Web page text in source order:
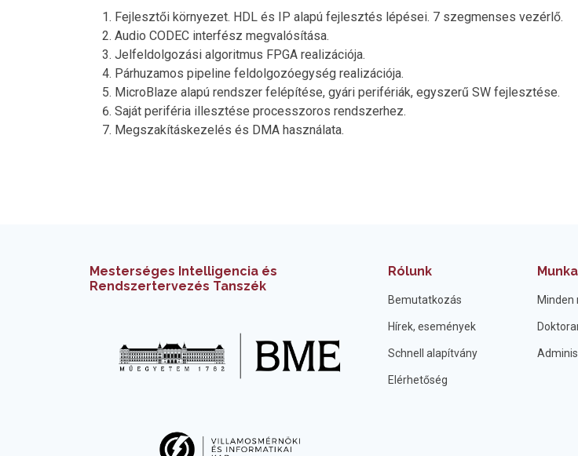
Fejlesztői környezet. HDL és IP alapú fejlesztés lépései. 7 szegmenses vezérlő.
Audio CODEC interfész megvalósítása.
Jelfeldolgozási algoritmus FPGA realizációja.
Párhuzamos pipeline feldolgozóegység realizációja.
MicroBlaze alapú rendszer felépítése, gyári perifériák, egyszerű SW fejlesztése.
Saját periféria illesztése processzoros rendszerhez.
Megszakításkezelés és DMA használata.
Mesterséges Intelligencia és
Rendszertervezés Tanszék
Rólunk
Bemutatkozás
Hírek, események
Schnell alapítvány
Elérhetőség
Minden